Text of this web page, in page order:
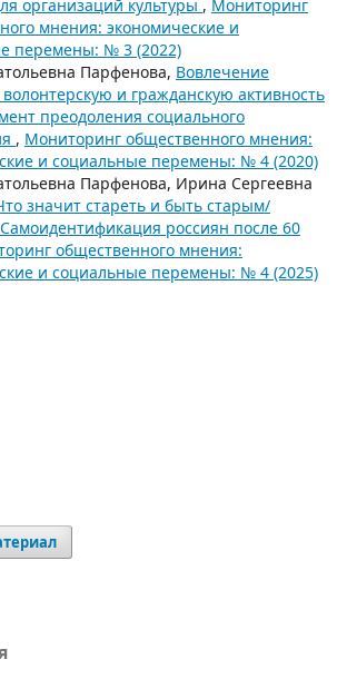
организаций культуры , Мониторинг
мнения: экономические и
перемены: № 3 (2022)
Парфенова, Вовлечение
и гражданскую активность
преодоления социального
, Мониторинг общественного мнения:
и социальные перемены: № 4 (2020)
Парфенова, Ирина Сергеевна
значит стареть и быть старым/
россиян после 60
общественного мнения:
и социальные перемены: № 4 (2025)